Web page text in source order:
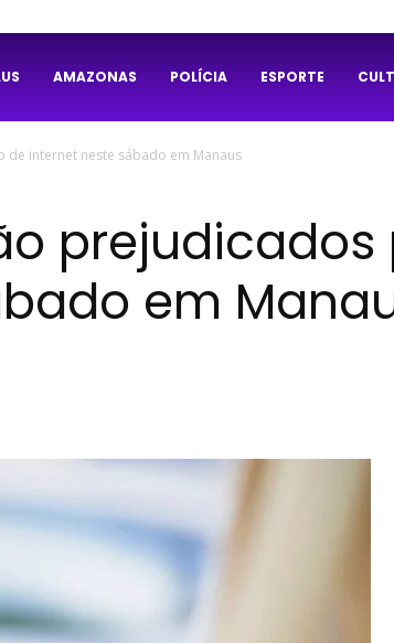
AMAZONAS POLÍCIA ESPORTE
internet neste sábado em Manaus
em